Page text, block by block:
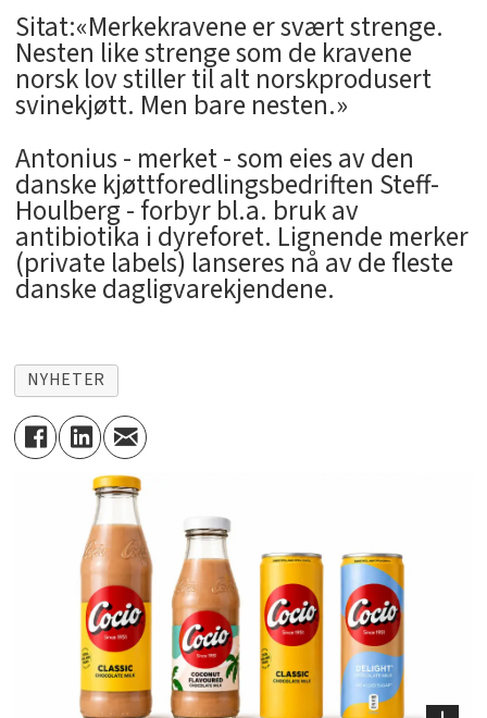
Sitat:«Merkekravene er svært strenge.
Nesten like strenge som de kravene
norsk lov stiller til alt norskprodusert
svinekjøtt. Men bare nesten.»
Antonius - merket - som eies av den
danske kjøttforedlingsbedriften Steff-
Houlberg - forbyr bl.a. bruk av
antibiotika i dyreforet. Lignende merker
(private labels) lanseres nå av de fleste
danske dagligvarekjendene.
NYHETER